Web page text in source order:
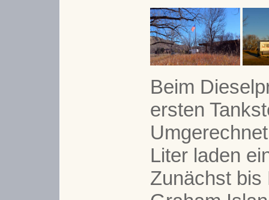
Beim
ersten
Liter laden
Zunächst bis